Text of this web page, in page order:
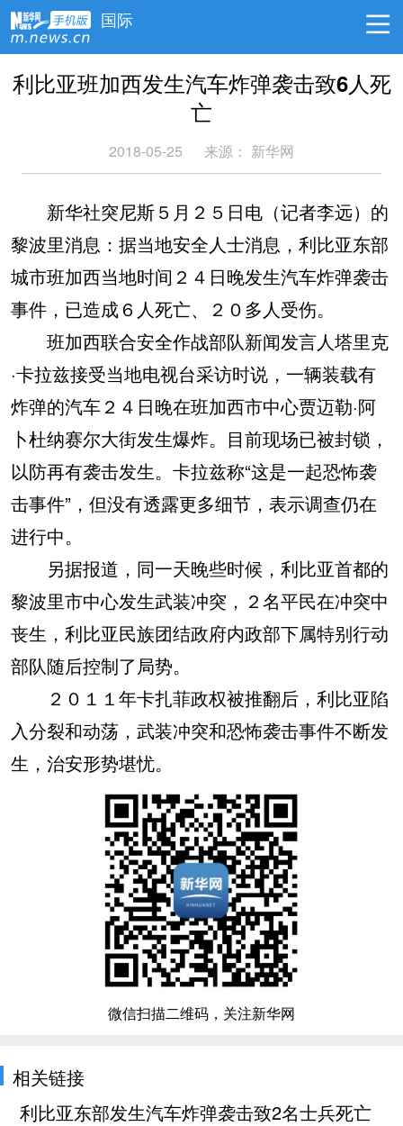
国际
利比亚班加西发生汽车炸弹袭击致6人死
亡
2018-05-25 来源： 新华网
新华社突尼斯５月２５日电（记者李远）的
黎波里消息：据当地安全人士消息，利比亚东部
城市班加西当地时间２４日晚发生汽车炸弹袭击
事件，已造成６人死亡、２０多人受伤。
班加西联合安全作战部队新闻发言人塔里克
·卡拉兹接受当地电视台采访时说，一辆装载有
炸弹的汽车２４日晚在班加西市中心贾迈勒·阿
卜杜纳赛尔大街发生爆炸。目前现场已被封锁，
以防再有袭击发生。卡拉兹称“这是一起恐怖袭
击事件”，但没有透露更多细节，表示调查仍在
进行中。
另据报道，同一天晚些时候，利比亚首都的
黎波里市中心发生武装冲突，２名平民在冲突中
丧生，利比亚民族团结政府内政部下属特别行动
部队随后控制了局势。
２０１１年卡扎菲政权被推翻后，利比亚陷
入分裂和动荡，武装冲突和恐怖袭击事件不断发
生，治安形势堪忧。
微信扫描二维码，关注新华网
相关链接
利比亚东部发生汽车炸弹袭击致2名士兵死亡